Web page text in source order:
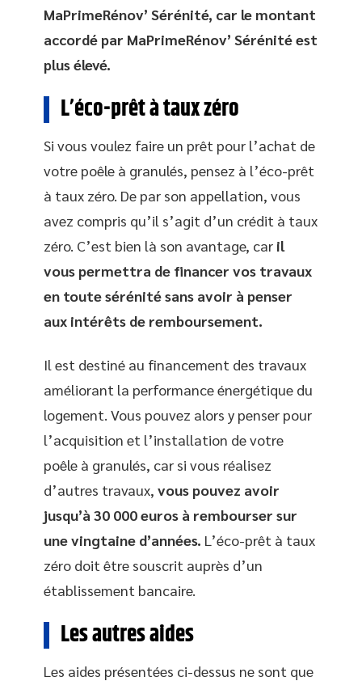
MaPrimeRénov’ Sérénité, car le montant
accordé par MaPrimeRénov’ Sérénité est
plus élevé.
L’éco-prêt à taux zéro
Si vous voulez faire un prêt pour l’achat de
votre poêle à granulés, pensez à l’éco-prêt
à taux zéro. De par son appellation, vous
avez compris qu’il s’agit d’un crédit à taux
zéro. C’est bien là son avantage, car il
vous permettra de financer vos travaux
en toute sérénité sans avoir à penser
aux intérêts de remboursement.
Il est destiné au financement des travaux
améliorant la performance énergétique du
logement. Vous pouvez alors y penser pour
l’acquisition et l’installation de votre
poêle à granulés, car si vous réalisez
d’autres travaux, vous pouvez avoir
jusqu’à 30 000 euros à rembourser sur
une vingtaine d’années. L’éco-prêt à taux
zéro doit être souscrit auprès d’un
établissement bancaire.
Les autres aides
Les aides présentées ci-dessus ne sont que